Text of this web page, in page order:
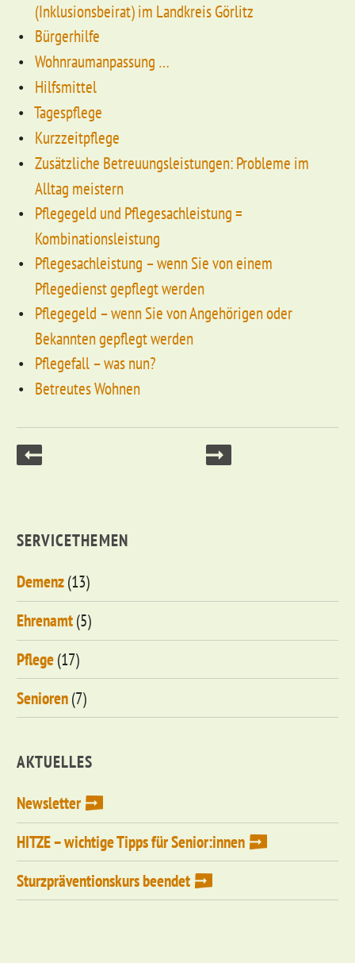
(Inklusionsbeirat) im Landkreis Görlitz
Bürgerhilfe
Wohnraumanpassung …
Hilfsmittel
Tagespflege
Kurzzeitpflege
Zusätzliche Betreuungsleistungen: Probleme im
Alltag meistern
Pflegegeld und Pflegesachleistung =
Kombinationsleistung
Pflegesachleistung – wenn Sie von einem
Pflegedienst gepflegt werden
Pflegegeld – wenn Sie von Angehörigen oder
Bekannten gepflegt werden
Pflegefall – was nun?
Betreutes Wohnen
SERVICETHEMEN
Demenz(13)
Ehrenamt(5)
Pflege(17)
Senioren(7)
AKTUELLES
Newsletter
HITZE – wichtige Tipps für Senior:innen
Sturzpräventionskurs beendet